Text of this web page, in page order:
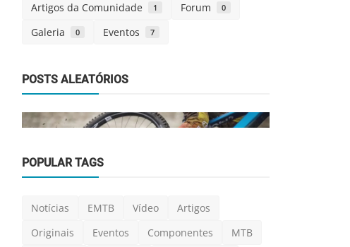
Artigos da Comunidade 1 Forum 0
Galeria 0 Eventos 7
POSTS ALEATÓRIOS
Notícias
KMC
Luis Lusquinhos Jan 8, 2024 0 840
POPULAR TAGS
Notícias EMTB Vídeo
Artigos
Originais
Eventos Componentes
MTB